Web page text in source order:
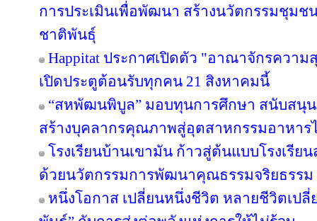
การประเมินเพื่อพัฒนา สร้างนวัตกรรมชุมช
ชาติพันธุ์
Happitat ประกาศเปิดตัว "อาณาจักรควา
เปิดประตูต้อนรับทุกคน 21 สิงหาคมนี้
“สหพัฒนพิบูล” มอบทุนการศึกษา สนับสนุ
สร้างบุคลากรคุณภาพสู่อุตสาหกรรมอาหาร
โรงเรียนบ้านเขามัน ก้าวสู่ต้นแบบโรงเรีย
ด้วยนวัตกรรมการพัฒนาคุณธรรมจริยธรรม
หนึ่งโอกาส เปลี่ยนหนึ่งชีวิต หลายชีวิตเปลี่